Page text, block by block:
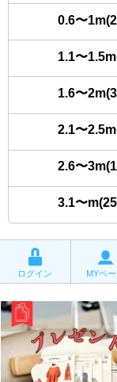
0.6〜
1.1〜
1.6〜
2.1〜
2.6〜
3.1〜
ログイン MYペ